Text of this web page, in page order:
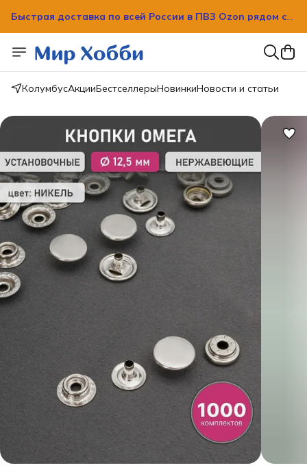
Быстрая доставка по всей России в ПВЗ Ozon рядом с
КолумбусАкцииБестселлерыНовинкиНовости и статьи